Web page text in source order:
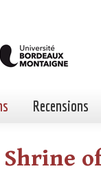
Recensions